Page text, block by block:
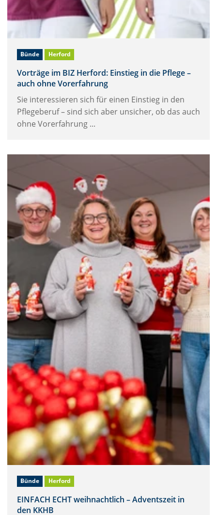
Bünde Herford
Vorträge im BIZ Herford: Einstieg in die Pflege –
auch ohne Vorerfahrung
Sie interessieren sich für einen Einstieg in den
Pflegeberuf – sind sich aber unsicher, ob das auch
ohne Vorerfahrung ...
Bünde Herford
EINFACH ECHT weihnachtlich – Adventszeit in
den KKHB